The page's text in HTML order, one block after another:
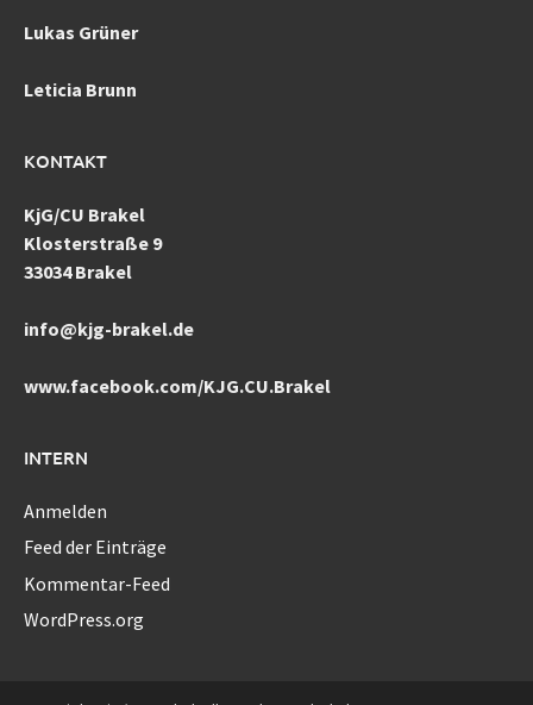
Lukas Grüner
Leticia Brunn
KONTAKT
KjG/CU Brakel
Klosterstraße 9
33034 Brakel
info@kjg-brakel.de
www.facebook.com/KJG.CU.Brakel
INTERN
Anmelden
Feed der Einträge
Kommentar-Feed
WordPress.org